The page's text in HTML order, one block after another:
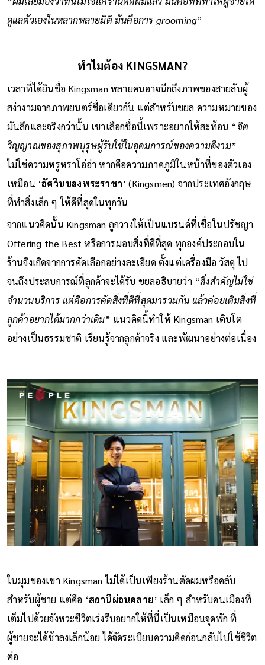
ดูแลตัวเองในหลากหลายมิติ มันคือการ grooming”
ทำไมต้อง KINGSMAN?
เวลาที่ได้ยินชื่อ Kingsman หลายคนอาจนึกถึงภาพของสายลับผู้
สง่างามจากภาพยนตร์ชื่อเดียวกัน แต่สำหรับขยล ความหมายของ
มันลึกและจริงกว่านั้น เขาเลือกชื่อนี้เพราะอยากให้สะท้อน “จิต
วิญญาณของสุภาพบุรุษผู้รับใช้ในอุดมการณ์ของความดีงาม”
ไม่ใช่ความหรูหราโอ่อ่า หากคือความภาคภูมิในหน้าที่ของตัวเอง
เหมือน ‘อัศวินของพระราชา’ (Kingsmen) จากประเทศอังกฤษ
ที่ทำสิ่งเล็ก ๆ ให้ดีที่สุดในทุกวัน
จากแนวคิดนั้น Kingsman ถูกวางให้เป็นแบรนด์ที่เชื่อในปรัชญา
Offering the Best หรือการมอบสิ่งที่ดีที่สุด ทุกองค์ประกอบใน
ร้านจึงเกิดจากการคัดเลือกอย่างละเอียด ตั้งแต่เครื่องมือ วัสดุ ไป
จนถึงประสบการณ์ที่ลูกค้าจะได้รับ ขยลอธิบายว่า “สิ่งสำคัญไม่ใช่
จำนวนบริการ แต่คือการคัดสิ่งที่ดีที่สุดมารวมกัน แล้วค่อยเติมสิ่งที่
ลูกค้าอยากได้มากกว่าเดิม” แนวคิดนี้ทำให้ Kingsman เติบโต
อย่างเป็นธรรมชาติ เรียนรู้จากลูกค้าจริง และพัฒนาอย่างต่อเนื่อง
ในมุมของเขา Kingsman ไม่ได้เป็นเพียงร้านตัดผมหรือคลับ
สำหรับผู้ชาย แต่คือ ‘สถานีผ่อนคลาย’ เล็ก ๆ สำหรับคนเมืองที่
เต็มไปด้วยจังหวะชีวิตเร่งรีบอยากให้ที่นี่เป็นเหมือนจุดพัก ที่
ผู้ชายจะได้ช้าลงเล็กน้อย ได้จัดระเบียบความคิดก่อนกลับไปใช้ชีวิต
ต่อ